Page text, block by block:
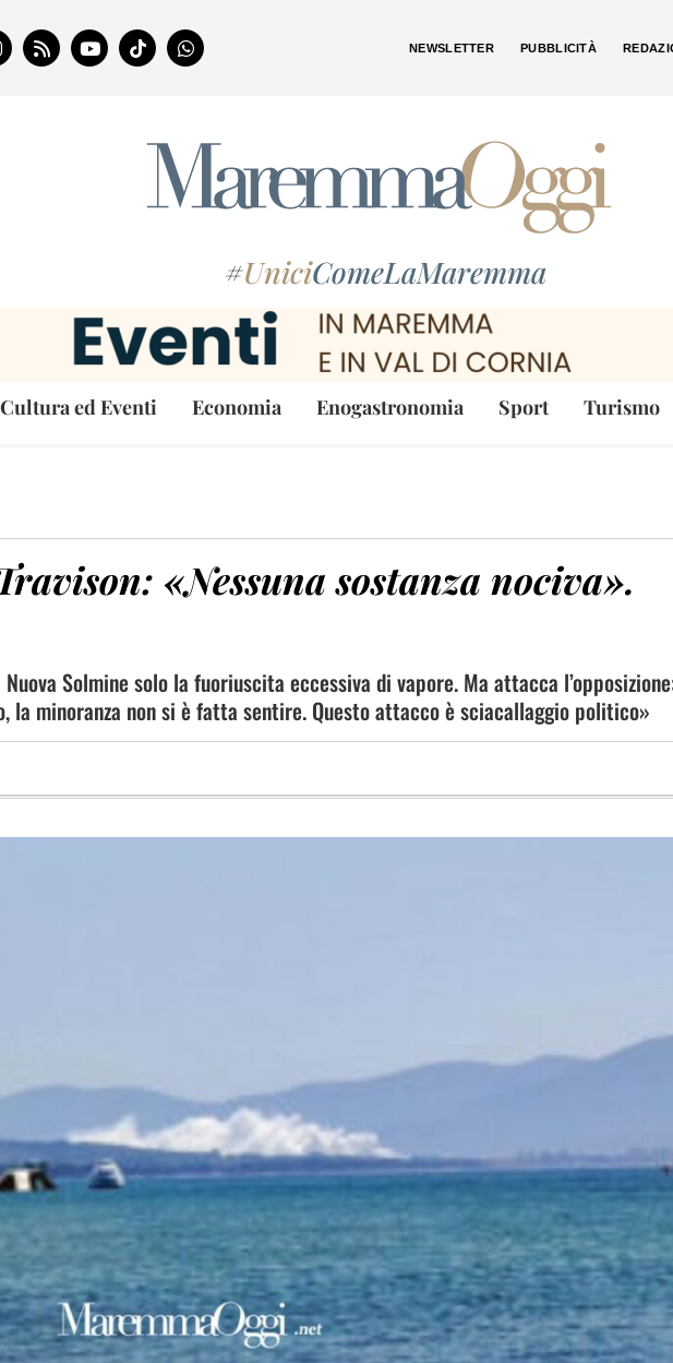
NEWSLETTER PUBBLICITÀ
#UniciComeLaMaremma
Cultura ed Eventi Economia Enogastronomia Sport Turismo
«Nessuna sostanza nociva».
Solmine solo la fuoriuscita eccessiva di vapore. Ma attacca
la minoranza non si è fatta sentire. Questo attacco è sciacallaggio politico»